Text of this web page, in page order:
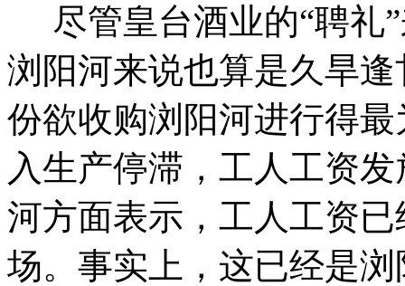
尽管皇台酒业的“聘礼
浏阳河来说也算是久旱
份欲收购浏阳河进行得
入生产停滞，工人工资
河方面表示，工人工资
场。 事实上，这已经是